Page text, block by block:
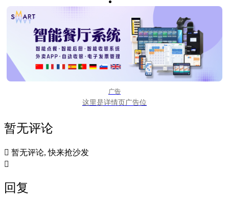
广告
这里是详情页广告位
暂无评论
 暂无评论, 快来抢沙发

回复